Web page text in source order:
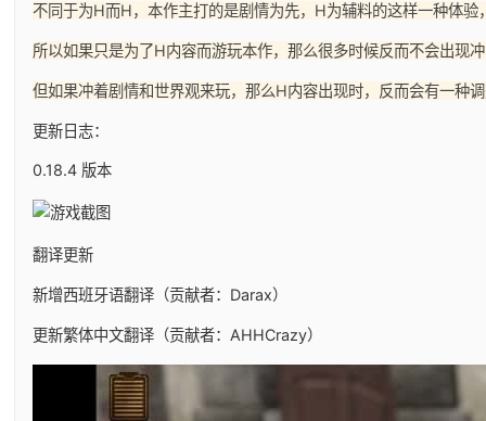
不同于为H而H，本作主打的是剧情为先，H为辅料的这样一种体验
所以如果只是为了H内容而游玩本作，那么很多时候反而不会出现
但如果冲着剧情和世界观来玩，那么H内容出现时，反而会有一种
更新日志：
0.18.4 版本
翻译更新
新增西班牙语翻译（贡献者：Darax）
更新繁体中文翻译（贡献者：AHHCrazy）